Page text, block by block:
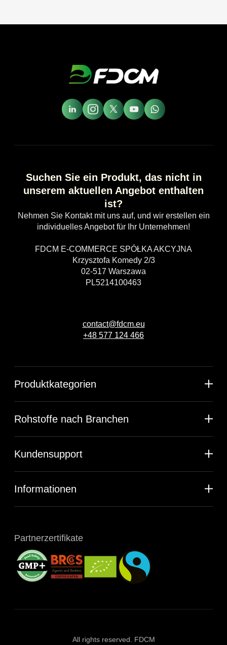
Suchen Sie ein Produkt, das nicht in
unserem aktuellen Angebot enthalten
ist?
Nehmen Sie Kontakt mit uns auf, und wir erstellen ein
individuelles Angebot für Ihr Unternehmen!
FDCM E-COMMERCE SPÓŁKA AKCYJNA
Krzysztofa Komedy 2/3
02-517 Warszawa
PL5214100463
contact@fdcm.eu
+48 577 124 466
Produktkategorien
Rohstoffe nach Branchen
Kundensupport
Informationen
Partnerzertifikate
All rights reserved. FDCM